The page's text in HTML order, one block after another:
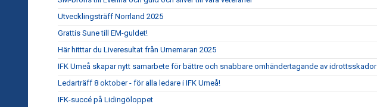
Utvecklingsträff Norrland 2025
Grattis Sune till EM-guldet!
Här hitttar du Liveresultat från Umemaran 2025
IFK Umeå skapar nytt samarbete för bättre och snabbare omhändertagande av idrottsskador
Ledarträff 8 oktober - för alla ledare i IFK Umeå!
IFK-succé på Lidingöloppet